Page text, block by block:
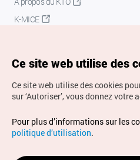
K-MICE
Droits d’auteur (c) Office
Tous droits réservés.
Pour les rapports d'erreurs et
adressez vos demandes à
Ce site web utilise des
Ce site web utilise des cookies
sur ‘Autoriser’, vous donnez
Pour plus d’informations sur les
politique d’utilisation.